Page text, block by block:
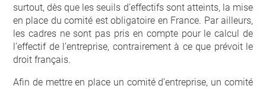
surtout, dès que les seuils d’effectifs sont atteints, la mise
en place du comité est obligatoire en France. Par ailleurs,
les cadres ne sont pas pris en compte pour le calcul de
l’effectif de l’entreprise, contrairement à ce que prévoit le
droit français.
Afin de mettre en place un comité d’entreprise, un comité